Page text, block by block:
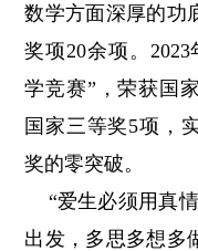
数学方面深厚的功
奖项20余项。
学竞赛”，荣获国
国家三等奖5项，
奖的零突破。
“爱生必须用真
出发，多思多想多